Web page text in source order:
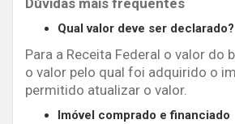
Qual valor deve ser declarado?
Para a Receita Federal o valor do
o valor pelo qual foi adquirido o
permitido atualizar o valor.
Imóvel comprado e financiado